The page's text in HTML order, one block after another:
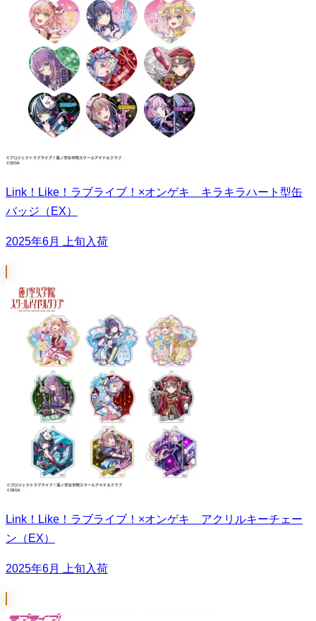
Link！Like！ラブライブ！×オンゲキ キラキラハート型缶
バッジ（EX）
2025年6月 上旬入荷
Link！Like！ラブライブ！×オンゲキ アクリルキーチェー
ン（EX）
2025年6月 上旬入荷